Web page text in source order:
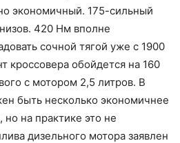
экономичный. 175-сильный
420 Нм вполне
сочной тягой уже с 1900
кроссовера обойдется на 160
с мотором 2,5 литров. В
быть несколько экономичнее
но на практике это не
дизельного мотора заявлен